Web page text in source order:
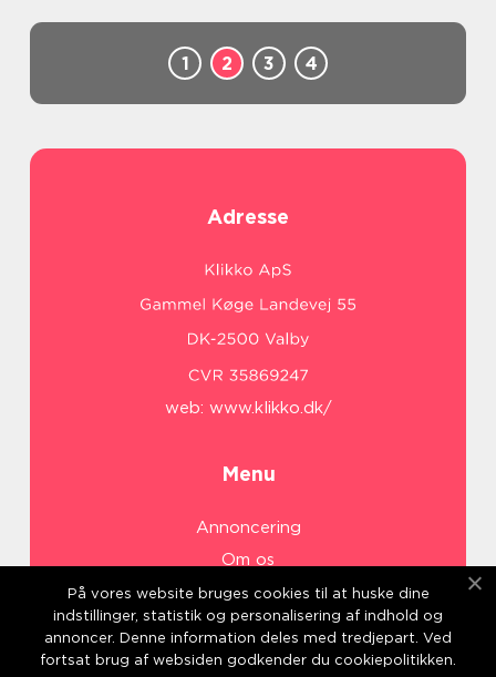
1 2 3 4
Adresse
web: www.klikko.dk/
Menu
Annoncering
Om os
Cookies
Kontakt os
Sitemap
På vores website bruges cookies til at huske dine
indstillinger, statistik og personalisering af indhold og
annoncer. Denne information deles med tredjepart. Ved
fortsat brug af websiden godkender du cookiepolitikken.